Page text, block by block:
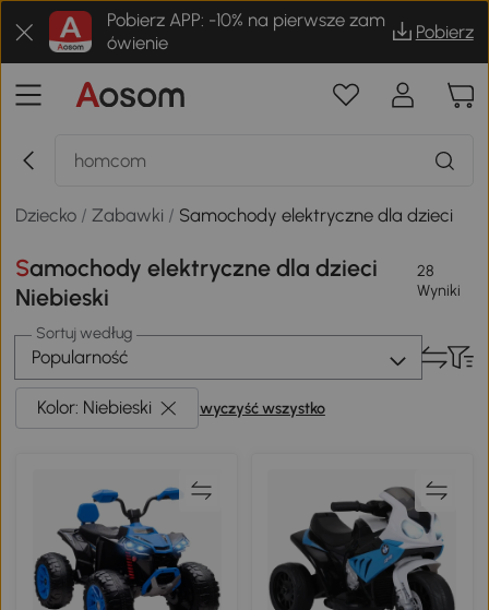
Pobierz APP: -10% na pierwsze zam
ówienie
Pobierz
Dziecko /Zabawki / Samochody elektryczne dla dzieci
Samochody elektryczne dla dzieci
Niebieski
28
Wyniki
Sortuj według
Popularność
Kolor: Niebieski wyczyść wszystko